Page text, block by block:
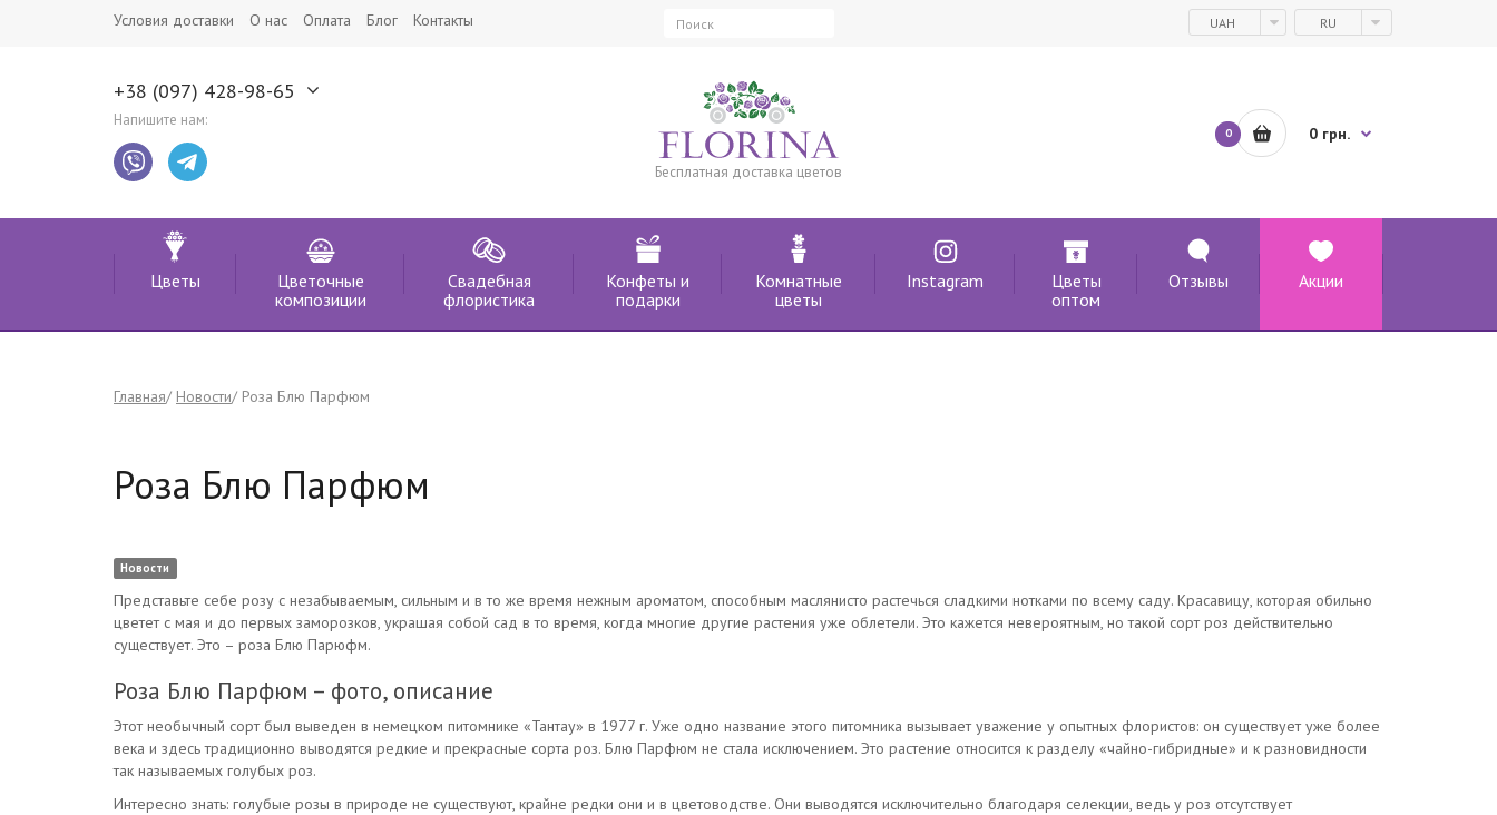
Условия доставки О нас Оплата Блог Контакты UAH RU
+38 (097) 428-98-65
Напишите нам:
Бесплатная доставка цветов
0 0 грн.
Цветы
Цветочные
композиции
Свадебная
флористика
Конфеты и
подарки
Комнатные
цветы
Instagram
Цветы
оптом
Отзывы Акции
Главная Новости Роза Блю Парфюм
Роза Блю Парфюм
Новости
Представьте себе розу с незабываемым, сильным и в то же время нежным ароматом, способным маслянисто растечься сладкими нотками по всему саду. Красавицу, которая обильно
цветет с мая и до первых заморозков, украшая собой сад в то время, когда многие другие растения уже облетели. Это кажется невероятным, но такой сорт роз действительно
существует. Это – роза Блю Парюфм.
Роза Блю Парфюм – фото, описание
Этот необычный сорт был выведен в немецком питомнике «Тантау» в 1977 г. Уже одно название этого питомника вызывает уважение у опытных флористов: он существует уже более
века и здесь традиционно выводятся редкие и прекрасные сорта роз. Блю Парфюм не стала исключением. Это растение относится к разделу «чайно-гибридные» и к разновидности
так называемых голубых роз.
Интересно знать: голубые розы в природе не существуют, крайне редки они и в цветоводстве. Они выводятся исключительно благодаря селекции, ведь у роз отсутствует